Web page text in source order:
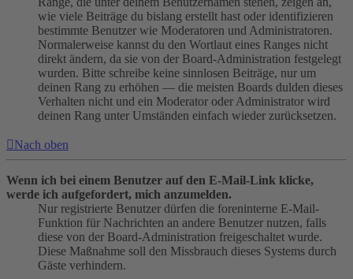
wie viele Beiträge du bislang erstellt hast oder identifizieren
bestimmte Benutzer wie Moderatoren und Administratoren.
Normalerweise kannst du den Wortlaut eines Ranges nicht
direkt ändern, da sie von der Board-Administration festgelegt
wurden. Bitte schreibe keine sinnlosen Beiträge, nur um
deinen Rang zu erhöhen — die meisten Boards dulden dieses
Verhalten nicht und ein Moderator oder Administrator wird
deinen Rang unter Umständen einfach wieder zurücksetzen.
Nach oben
Wenn ich bei einem Benutzer auf den E-Mail-Link klicke,
werde ich aufgefordert, mich anzumelden.
Nur registrierte Benutzer dürfen die foreninterne E-Mail-
Funktion für Nachrichten an andere Benutzer nutzen, falls
diese von der Board-Administration freigeschaltet wurde.
Diese Maßnahme soll den Missbrauch dieses Systems durch
Gäste verhindern.